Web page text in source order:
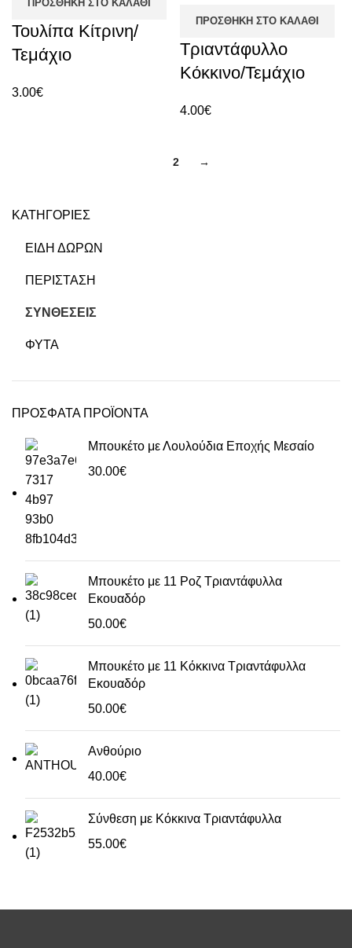
ΚΑΤΗΓΟΡΙΕΣ
ΕΙΔΗ ΔΩΡΩΝ
ΠΕΡΙΣΤΑΣΗ
ΣΥΝΘΕΣΕΙΣ
ΦΥΤΑ
ΠΡΟΣΦΑΤΑ ΠΡΟΪΟΝΤΑ
Μπουκέτο με Λουλούδια Εποχής Μεσαίο
30.00€
Μπουκέτο με 11 Ροζ Τριαντάφυλλα
Εκουαδόρ
50.00€
Μπουκέτο με 11 Κόκκινα Τριαντάφυλλα
Εκουαδόρ
50.00€
Ανθούριο
40.00€
Σύνθεση με Κόκκινα Τριαντάφυλλα
55.00€
ΠΡΟΣΘΉΚΗ ΣΤΟ ΚΑΛΆΘΙ
Τουλίπα Κίτρινη/
Τεμάχιο
3.00€
ΠΡΟΣΘΉΚΗ ΣΤΟ ΚΑΛΆΘΙ
Τριαντάφυλλο
Κόκκινο/Τεμάχιο
4.00€
2 →